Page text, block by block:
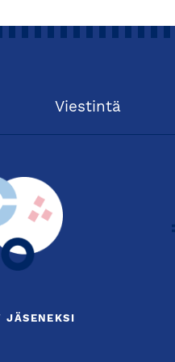
ajankohtaisesta
Viestintä
JÄSENEKSI